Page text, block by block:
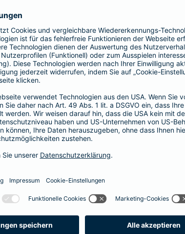
Wann ist eine
Der Abschluss einer Krankenversicherung lohnt
Gesundheit Ihres Hundes vor. Mit zunehmendem
Alterserscheinungen wie Grauer Star, Arthrose
wahrscheinlicher. Für den Abschluss einer
Sorgen Sie als Hundehalterin oder Hundehalter
gesunde Zukunft für Ihr Tier und sichern Sie es
Benötigen Sie weitere Informationen? Dann